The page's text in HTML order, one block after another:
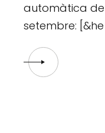
automàtica
setembre: [&he